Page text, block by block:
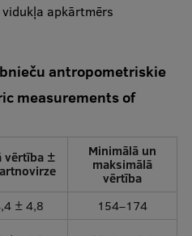
apkārtmērs
antropometriskie
measurements of
vērtība ±
Minimālā un
maksimālā
vērtība
± 4,8
154–174